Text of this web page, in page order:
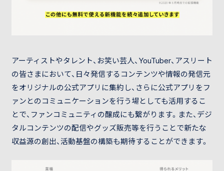
アーティストやタレント、お笑い芸人、YouTuber、アスリート
の皆さまにおいて、日々発信するコンテンツや情報の発信元
をオリジナルの公式アプリに集約し、さらに公式アプリをフ
ァンとのコミュニケーションを行う場としても活用するこ
とで、ファンコミュニティの醸成にも繋がります。また、デジ
タルコンテンツの配信やグッズ販売等を行うことで新たな
収益源の創出、活動基盤の構築も期待することができます。